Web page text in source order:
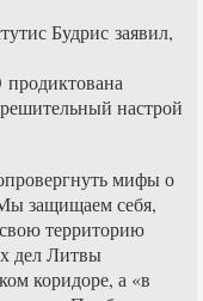
Будрис заявил,
настрой
мифы о
защищаем себя,
территорию
дел Литвы
коридоре, а «в